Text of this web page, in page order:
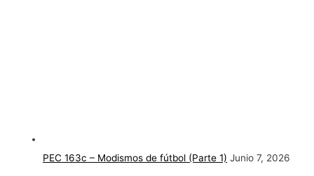
PEC 163c – Modismos de fútbol (Parte 1) Junio 7, 2026